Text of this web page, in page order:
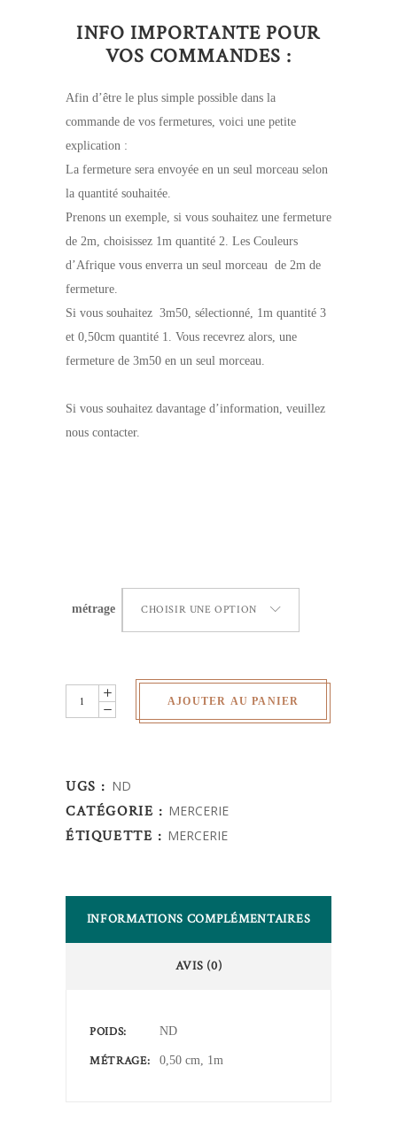
INFO IMPORTANTE POUR
VOS COMMANDES :
Afin d’être le plus simple possible dans la
commande de vos fermetures, voici une petite
explication :
La fermeture sera envoyée en un seul morceau selon
la quantité souhaitée.
Prenons un exemple, si vous souhaitez une fermeture
de 2m, choisissez 1m quantité 2. Les Couleurs
d’Afrique vous enverra un seul morceau de 2m de
fermeture.
Si vous souhaitez 3m50, sélectionné, 1m quantité 3
et 0,50cm quantité 1. Vous recevrez alors, une
fermeture de 3m50 en un seul morceau.
Si vous souhaitez davantage d’information, veuillez
nous contacter.
métrage CHOISIR UNE OPTION
Fermeture
éclair
en
plastique
-
AJOUTER AU PANIER
UGS : ND
CATÉGORIE : MERCERIE
ÉTIQUETTE : MERCERIE
INFORMATIONS COMPLÉMENTAIRES
AVIS (0)
POIDS ND
MÉTRAGE 0,50 cm, 1m